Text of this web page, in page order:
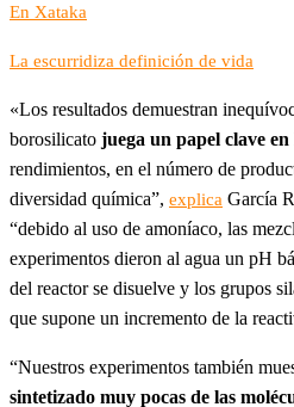
En Xataka
La escurridiza definición de vida
«Los resultados demuestran
borosilicato juega un papel clave
rendimientos, en el número de
diversidad química”, explica García
“debido al uso de amoníaco, las
experimentos dieron al agua un pH
del reactor se disuelve y los grupos
que supone un incremento de la
“Nuestros experimentos también
sintetizado muy pocas de las